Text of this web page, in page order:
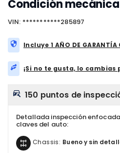
Condición
VIN: ***********285897
Incluye 1 AÑO DE GARANTÍA
¡Si no te gusta, lo cambias
150 puntos de
Detallada inspección
claves del auto:
Chassis: Bueno y sin